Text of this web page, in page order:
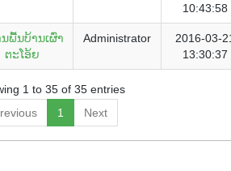
10:43:58
ພື້ນບ້ານເຜົ່າ
ຕະໂອ້ຍ
Administrator
2016-03-
13:30:37
1 to 35 of 35 entries
1 Next